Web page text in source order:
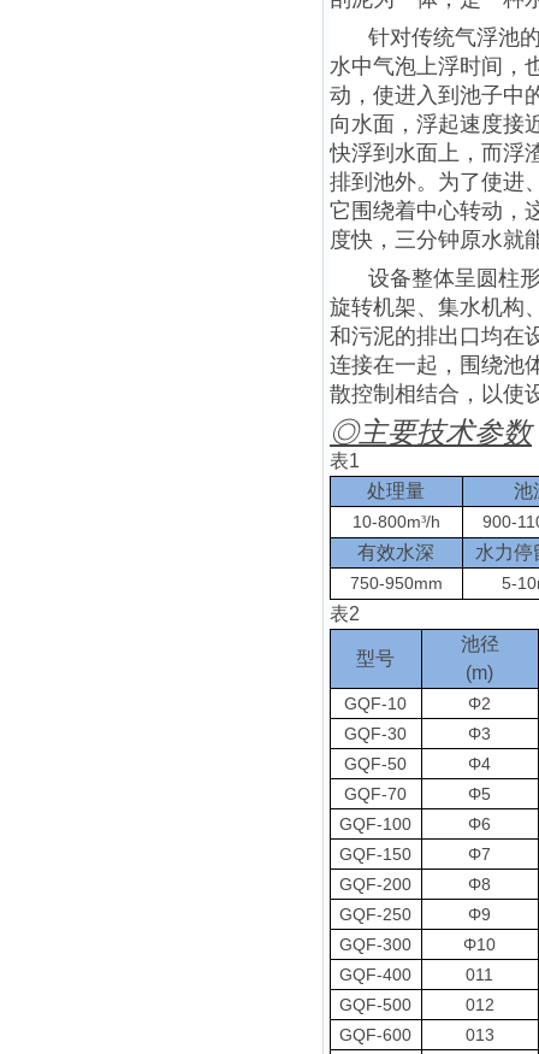
针对传统气浮池
水中气泡上浮时间，
动，使进入到池子中
向水面，浮起速度接
快浮到水面上，而浮
排到池外。为了使进
它围绕着中心转动，
度快，三分钟原水就
设备整体呈圆柱
旋转机架、集水机构
和污泥的排出口均在
连接在一起，围绕池
散控制相结合，以使
◎主要技术参数
表1
处理量
池
10-800m³/h 900-
有效水深 水力停
750-950mm 5-
表2
型号
池径
(m)
GQF-10
Φ2
GQF-30
Φ3
GQF-50
Φ4
GQF-70
Φ5
GQF-100
Φ6
GQF-150
Φ7
GQF-200
Φ8
GQF-250
Φ9
GQF-300
Φ10
GQF-400
011
GQF-500
012
GQF-600
013